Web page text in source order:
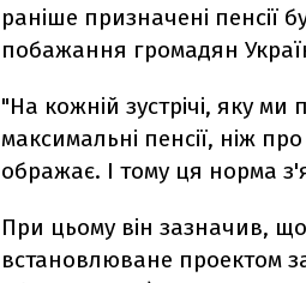
раніше призначені пенсії
побажання громадян
"На кожній зустрічі, яку
максимальні пенсії, ніж
ображає. І тому ця норма
При цьому він зазначив,
встановлюване проектом